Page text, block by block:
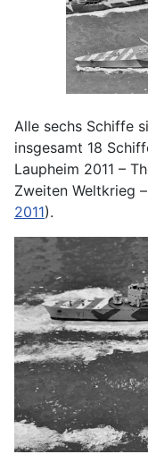
Alle sechs Schiffe
insgesamt 18
Laupheim 2011 –
Zweiten Weltkrieg
2011).